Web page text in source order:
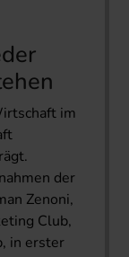
im
der
Zenoni,
Club,
in erster